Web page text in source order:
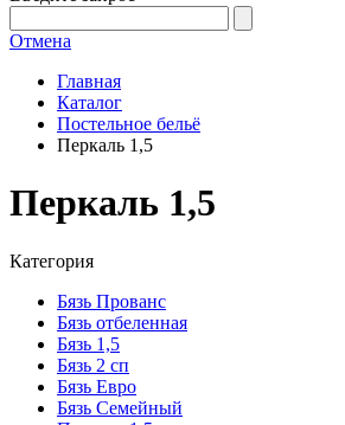
Отмена
Главная
Каталог
Постельное бельё
Перкаль 1,5
Перкаль 1,5
Категория
Бязь Прованс
Бязь отбеленная
Бязь 1,5
Бязь 2 сп
Бязь Евро
Бязь Семейный